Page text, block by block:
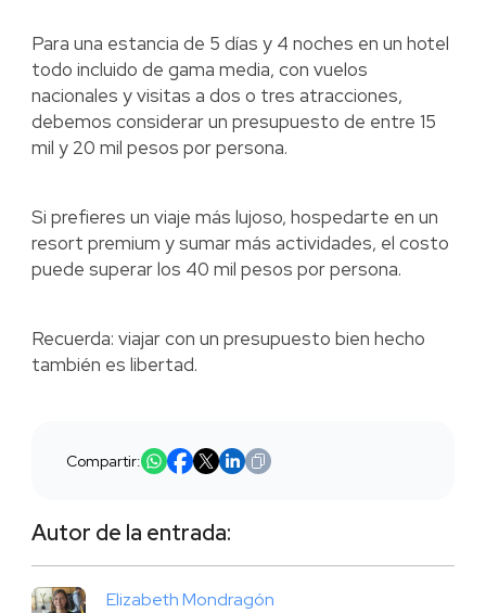
Para una estancia de 5 días y 4 noches en un hotel
todo incluido de gama media, con vuelos
nacionales y visitas a dos o tres atracciones,
debemos considerar un presupuesto de entre 15
mil y 20 mil pesos por persona.
Si prefieres un viaje más lujoso, hospedarte en un
resort premium y sumar más actividades, el costo
puede superar los 40 mil pesos por persona.
Recuerda: viajar con un presupuesto bien hecho
también es libertad.
Compartir:
Autor de la entrada:
Elizabeth Mondragón